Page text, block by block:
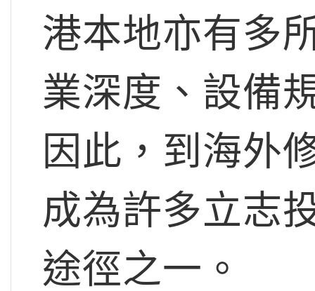
港本地亦有多
業深度、設備
因此，到海外
成為許多立志
途徑之一。